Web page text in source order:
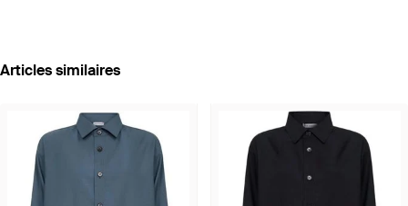
Articles similaires